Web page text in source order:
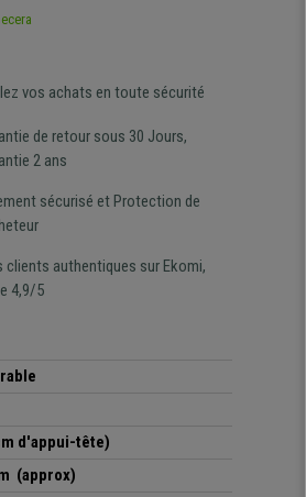
vos achats en toute sécurité
de retour sous 30 Jours,
2 ans
sécurisé et Protection de
clients authentiques sur Ekomi,
4,9/5
d'appui-tête)
(approx)